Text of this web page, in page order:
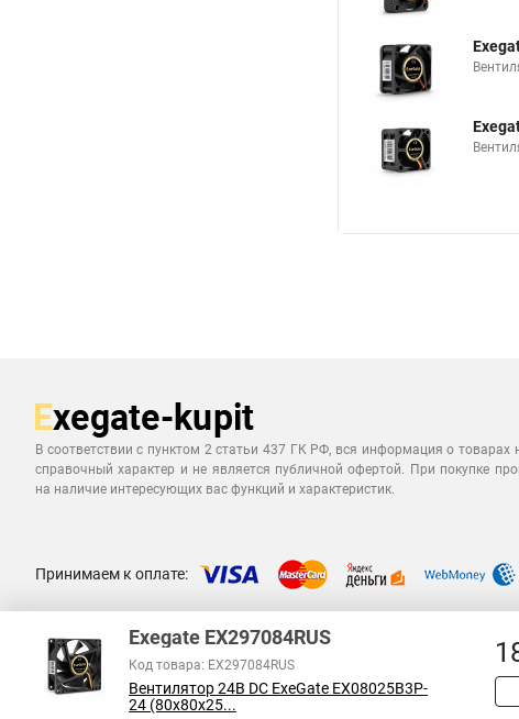
В соответствии с пунктом 2 статьи 437 ГК РФ, вся информация о товарах
справочный характер и не является публичной офертой. При покупке
на наличие интересующих вас функций и характеристик.
Принимаем к оплате:
Exegate EX297084RUS
Код товара: EX297084RUS
Вентилятор 24В DC ExeGate EX08025B3P-
24 (80x80x25...